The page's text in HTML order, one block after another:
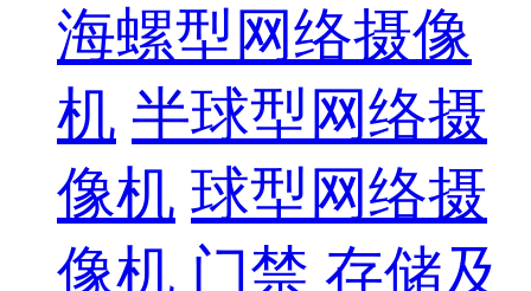
海螺型网络摄像
机 半球型网络摄
像机 球型网络摄
像机 门禁 存储及